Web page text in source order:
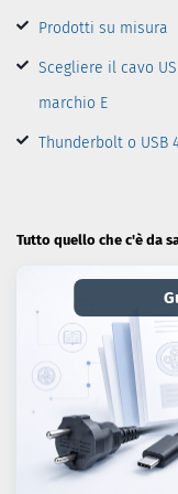
Prodotti su misura
Scegliere il cavo
marchio E
Thunderbolt o USB
Tutto quello che c'è da